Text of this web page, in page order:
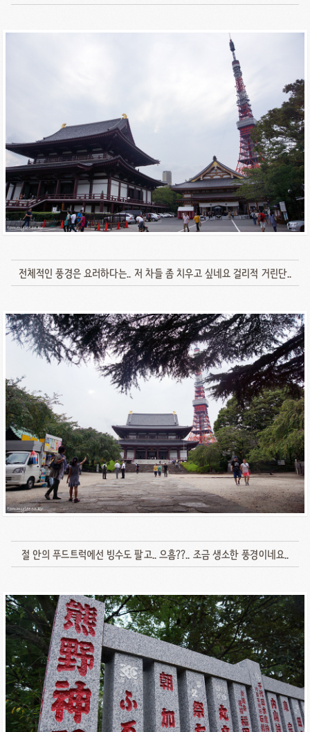
전체적인 풍경은 요러하다는.. 저 차들 좀 치우고 싶네요 걸리적 거린단..
절 안의 푸드트럭에선 빙수도 팔고.. 으흠??.. 조금 생소한 풍경이네요..